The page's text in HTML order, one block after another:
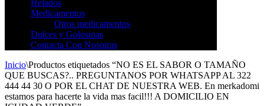
Helados
Medicamentos
Otros medicamentos
Dulces y Golosinas
Contacta Con Nosotras
Inicio\Productos etiquetados “NO ES EL SABOR O TAMAÑO
QUE BUSCAS?.. PREGUNTANOS POR WHATSAPP AL 322
444 44 30 O POR EL CHAT DE NUESTRA WEB. En merkadomi
estamos para hacerte la vida mas facil!!! A DOMICILIO EN